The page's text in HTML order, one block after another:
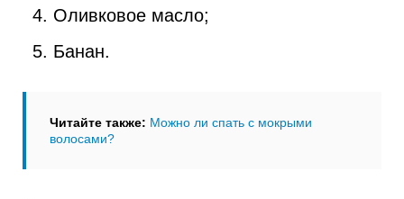
Оливковое масло;
Банан.
Читайте также: Можно ли спать с мокрыми
волосами?